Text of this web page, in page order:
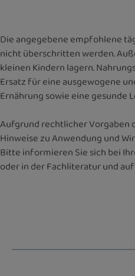
Die angegebene empfohlene
nicht überschritten werden.
kleinen Kindern lagern.
Ersatz für eine ausgewogene
Ernährung sowie eine gesunde
Aufgrund rechtlicher Vorgaben
Hinweise zu Anwendung und
Bitte informieren Sie sich bei
oder in der Fachliteratur und